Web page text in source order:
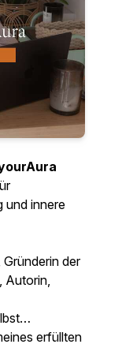
und innere
Gründerin der
, Autorin,
erfüllten